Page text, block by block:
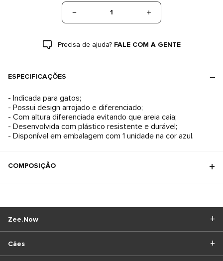
1
Precisa de ajuda? FALE COM A GENTE
ESPECIFICAÇÕES
- Indicada para gatos;
- Possui design arrojado e diferenciado;
- Com altura diferenciada evitando que areia caia;
- Desenvolvida com plástico resistente e durável;
- Disponível em embalagem com 1 unidade na cor azul.
COMPOSIÇÃO
Cães
Zee.Now